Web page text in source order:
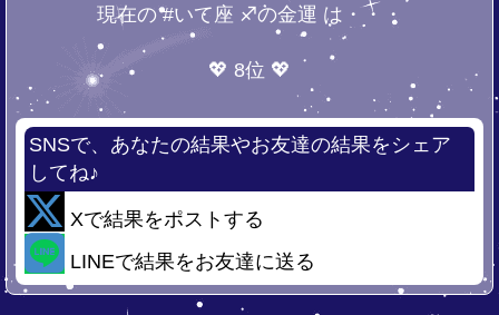
現在の #いて座 ♐の金運 は・・・
💖 8位 💖
SNSで、あなたの結果やお友達の結果をシェア
してね♪
Xで結果をポストする
LINEで結果をお友達に送る